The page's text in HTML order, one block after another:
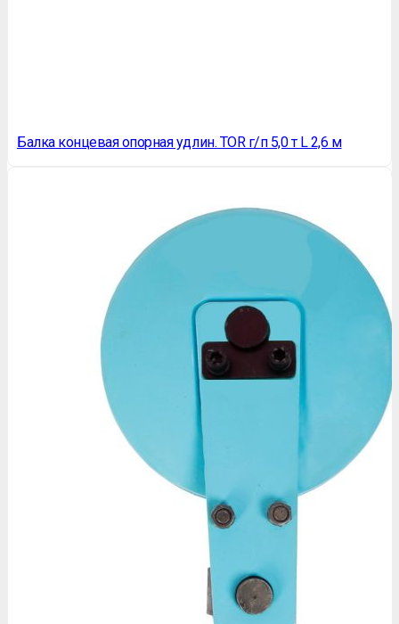
Балка концевая опорная удлин. TOR г/п 5,0 т L 2,6 м